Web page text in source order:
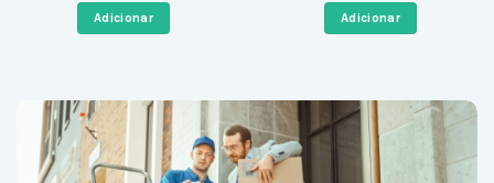
era:
50,08 €.
Adicionar
era:
1.669,14 €.
Adicionar